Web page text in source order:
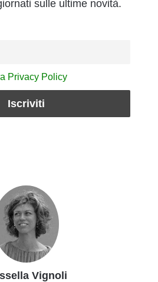
sulle ultime novità.
Privacy Policy
Vignoli